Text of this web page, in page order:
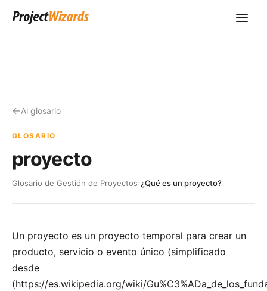
Al glosario
GLOSARIO
proyecto
Glosario de Gestión de Proyectos›¿Qué es un proyecto?
Un proyecto es un proyecto temporal para crear un
producto, servicio o evento único (simplificado
desde
(https://es.wikipedia.org/wiki/